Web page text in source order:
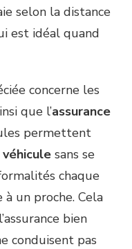
selon la distance
est idéal quand
concerne les
que l’assurance
permettent
sans se
chaque
un proche. Cela
bien
conduisent pas